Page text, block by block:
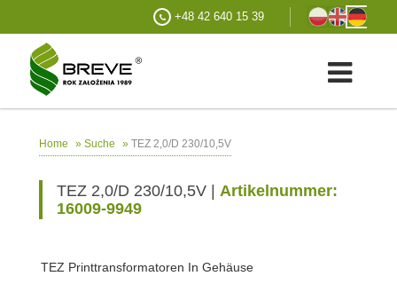
+48 42 640 15 39
Home » Suche » TEZ 2,0/D 230/10,5V
TEZ 2,0/D 230/10,5V | Artikelnummer:
16009-9949
TEZ Printtransformatoren In Gehäuse